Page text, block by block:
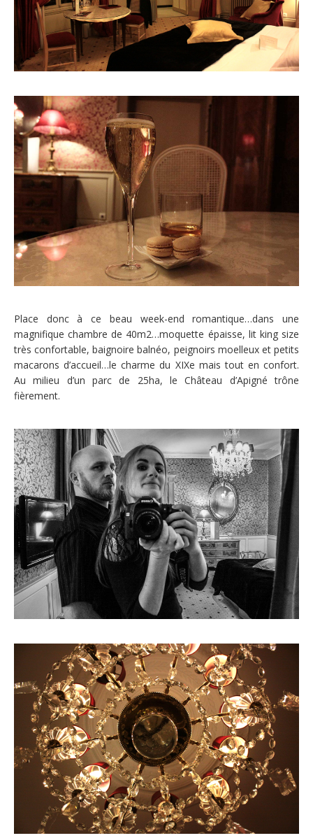
Place donc à ce beau week-end romantique…dans une
magnifique chambre de 40m2…moquette épaisse, lit king size
très confortable, baignoire balnéo, peignoirs moelleux et petits
macarons d’accueil…le charme du XIXe mais tout en confort.
Au milieu d’un parc de 25ha, le Château d’Apigné trône
fièrement.